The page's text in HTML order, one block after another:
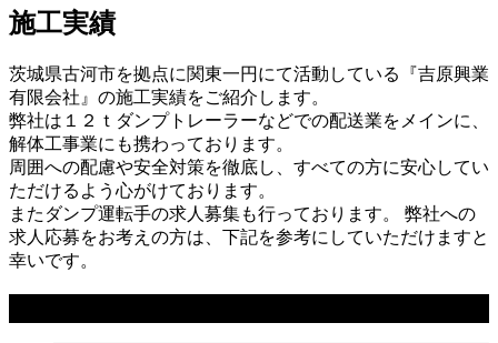
施工実績
茨城県古河市を拠点に関東一円にて活動している『吉原興業
有限会社』の施工実績をご紹介します。
弊社は１２ｔダンプトレーラーなどでの配送業をメインに、
解体工事業にも携わっております。
周囲への配慮や安全対策を徹底し、すべての方に安心してい
ただけるよう心がけております。
またダンプ運転手の求人募集も行っております。 弊社への
求人応募をお考えの方は、下記を参考にしていただけますと
幸いです。